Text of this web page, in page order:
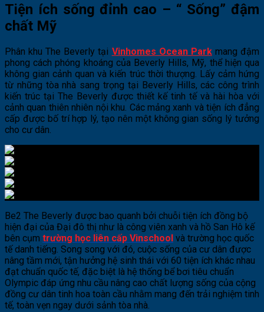
Tiện ích sống đỉnh cao – “ Sống” đậm
chất Mỹ
Phân khu The Beverly tại Vinhomes Ocean Parkmang đậm
phong cách phóng khoáng của Beverly Hills, Mỹ, thể hiện qua
không gian cảnh quan và kiến trúc thời thượng. Lấy cảm hứng
từ những tòa nhà sang trọng tại Beverly Hills, các công trình
kiến trúc tại The Beverly được thiết kế tinh tế và hài hòa với
cảnh quan thiên nhiên nội khu. Các mảng xanh và tiện ích đẳng
cấp được bố trí hợp lý, tạo nên một không gian sống lý tưởng
cho cư dân.
Be2 The Beverly được bao quanh bởi chuỗi tiện ích đồng bộ
hiện đại của Đại đô thị như là công viên xanh và hồ San Hô kế
bên cụm trường học liên cấp Vinschool và trường học quốc
tế danh tiếng. Song song với đó, cuộc sống của cư dân được
nâng tầm mới, tận hưởng hệ sinh thái với 60 tiện ích khác nhau
đạt chuẩn quốc tế, đặc biệt là hệ thống bể bơi tiêu chuẩn
Olympic đáp ứng nhu cầu nâng cao chất lượng sống của cộng
đồng cư dân tinh hoa toàn cầu nhằm mang đến trải nghiệm tinh
tế, toàn vẹn ngay dưới sảnh tòa nhà.